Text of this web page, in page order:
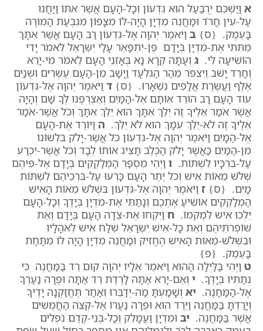
א וַיַּשְׁכֵּם יְרֻבַּעַל הוּא גִדְעוֹן וְכָל-הָעָם אֲשֶׁר אִתּוֹ וַיַּחֲנוּ
עַל-עֵין חֲרֹד וּמַחֲנֵה מִדְיָן הָיָה-לוֹ מִצָּפוֹן מִגִּבְעַת הַמּוֹרֶה
בָּעֵמֶק. {ס} ב וַיֹּאמֶר יְהוָה אֶל-גִּדְעוֹן רַב הָעָם אֲשֶׁר אִתָּךְ
מִתִּתִּי אֶת-מִדְיָן בְּיָדָם פֶּן-יִתְפָּאֵר עָלַי יִשְׂרָאֵל לֵאמֹר יָדִי
הוֹשִׁיעָה לִּי. ג וְעַתָּה קְרָא נָא בְּאָזְנֵי הָעָם לֵאמֹר מִי-יָרֵא
וְחָרֵד יָשֹׁב וְיִצְפֹּר מֵהַר הַגִּלְעָד וַיָּשָׁב מִן-הָעָם עֶשְׂרִים וּשְׁנַיִם
אֶלֶף וַעֲשֶׂרֶת אֲלָפִים נִשְׁאָרוּ. {ס} ד וַיֹּאמֶר יְהוָה אֶל-גִּדְעוֹן
עוֹד הָעָם רָב הוֹרֵד אוֹתָם אֶל-הַמַּיִם וְאֶצְרְפֶנּוּ לְךָ שָׁם וְהָיָה
אֲשֶׁר אֹמַר אֵלֶיךָ זֶה יֵלֵךְ אִתָּךְ הוּא יֵלֵךְ אִתָּךְ וְכֹל אֲשֶׁר-אֹמַר
אֵלֶיךָ זֶה לֹא-יֵלֵךְ עִמָּךְ הוּא לֹא יֵלֵךְ. ה וַיּוֹרֶד אֶת-הָעָם
אֶל-הַמָּיִם וַיֹּאמֶר יְהוָה אֶל-גִּדְעוֹן כֹּל אֲשֶׁר-יָלֹק בִּלְשׁוֹנוֹ
מִן-הַמַּיִם כַּאֲשֶׁר יָלֹק הַכֶּלֶב תַּצִּיג אוֹתוֹ לְבָד וְכֹל אֲשֶׁר-יִכְרַע
עַל-בִּרְכָּיו לִשְׁתּוֹת. ו וַיְהִי מִסְפַּר הַמְלַקְקִים בְּיָדָם אֶל-פִּיהֶם
שְׁלֹשׁ מֵאוֹת אִישׁ וְכֹל יֶתֶר הָעָם כָּרְעוּ עַל-בִּרְכֵיהֶם לִשְׁתּוֹת
מָיִם. {ס} ז וַיֹּאמֶר יְהוָה אֶל-גִּדְעוֹן בִּשְׁלֹשׁ מֵאוֹת הָאִישׁ
הַמְלַקְקִים אוֹשִׁיעַ אֶתְכֶם וְנָתַתִּי אֶת-מִדְיָן בְּיָדֶךָ וְכָל-הָעָם
יֵלְכוּ אִישׁ לִמְקֹמוֹ. ח וַיִּקְחוּ אֶת-צֵדָה הָעָם בְּיָדָם וְאֵת
שׁוֹפְרֹתֵיהֶם וְאֵת כָּל-אִישׁ יִשְׂרָאֵל שִׁלַּח אִישׁ לְאֹהָלָיו
וּבִשְׁלֹשׁ-מֵאוֹת הָאִישׁ הֶחֱזִיק וּמַחֲנֵה מִדְיָן הָיָה לוֹ מִתַּחַת
בָּעֵמֶק. {פ}
ט וַיְהִי בַּלַּיְלָה הַהוּא וַיֹּאמֶר אֵלָיו יְהוָה קוּם רֵד בַּמַּחֲנֶה כִּי
נְתַתִּיו בְּיָדֶךָ. י וְאִם-יָרֵא אַתָּה לָרֶדֶת רֵד אַתָּה וּפֻרָה נַעַרְךָ
אֶל-הַמַּחֲנֶה. יא וְשָׁמַעְתָּ מַה-יְדַבֵּרוּ וְאַחַר תֶּחֱזַקְנָה יָדֶיךָ
וְיָרַדְתָּ בַּמַּחֲנֶה וַיֵּרֶד הוּא וּפֻרָה נַעֲרוֹ אֶל-קְצֵה הַחֲמֻשִׁים
אֲשֶׁר בַּמַּחֲנֶה. יב וּמִדְיָן וַעֲמָלֵק וְכָל-בְּנֵי-קֶדֶם נֹפְלִים